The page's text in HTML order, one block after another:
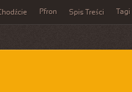
Pfron Spis Treści Tagi